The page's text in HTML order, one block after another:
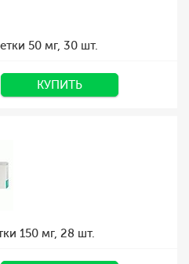
50 мг, 30 шт.
КУПИТЬ
150 мг, 28 шт.